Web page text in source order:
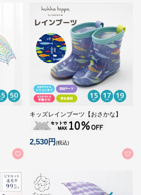
キッズレインブーツ【おさかな】
2,530円(税込)